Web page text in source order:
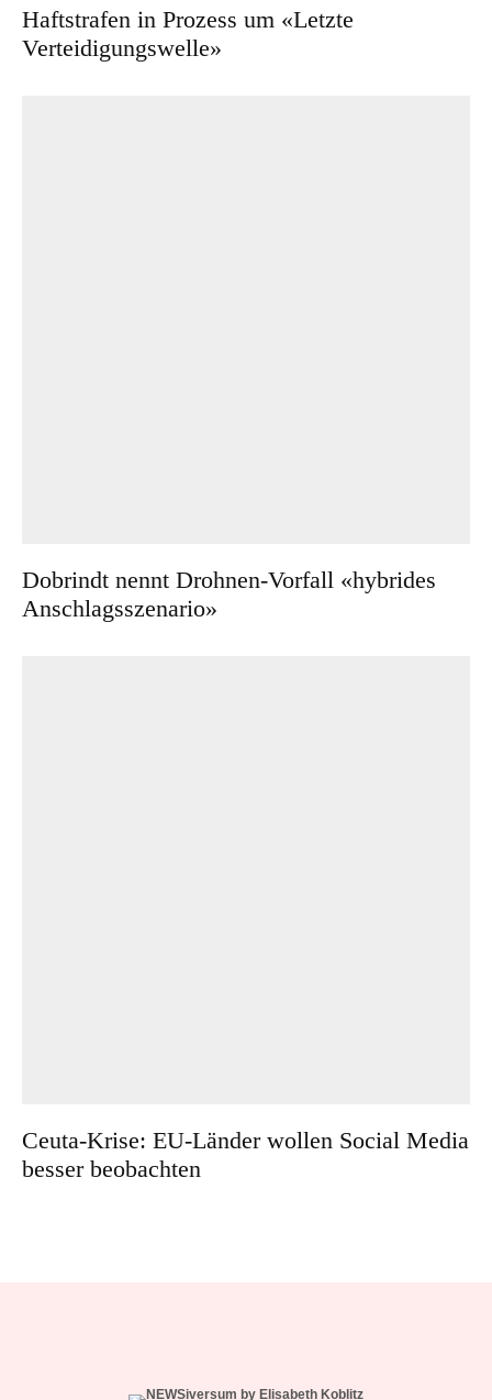
Haftstrafen in Prozess um «Letzte
Verteidigungswelle»
Dobrindt nennt Drohnen-Vorfall «hybrides
Anschlagsszenario»
Ceuta-Krise: EU-Länder wollen Social Media
besser beobachten